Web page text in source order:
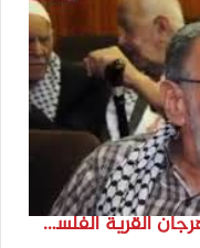
تقرير موقع بوابة اللاجئين حول مهرجان القرية الفلسطينية ( السميرية بلدتي)